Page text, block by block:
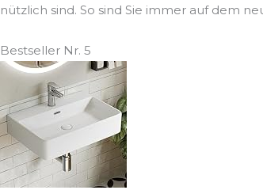
nützlich sind. So sind Sie immer auf dem
Bestseller Nr. 5